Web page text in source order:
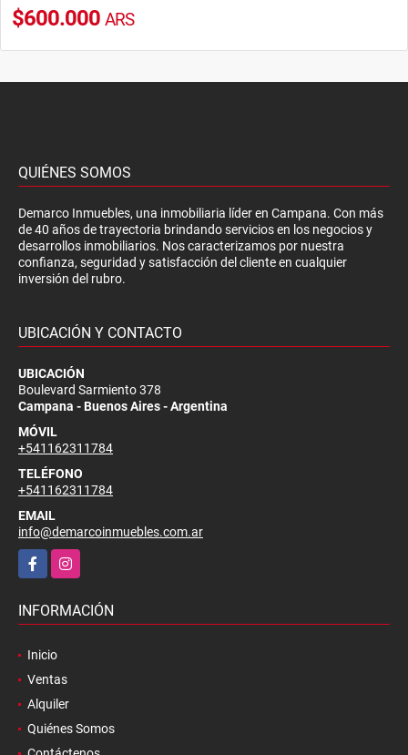
$600.000 ARS
QUIÉNES SOMOS
Demarco Inmuebles, una inmobiliaria líder en Campana. Con más
de 40 años de trayectoria brindando servicios en los negocios y
desarrollos inmobiliarios. Nos caracterizamos por nuestra
confianza, seguridad y satisfacción del cliente en cualquier
inversión del rubro.
UBICACIÓN Y CONTACTO
UBICACIÓN
Boulevard Sarmiento 378
Campana - Buenos Aires - Argentina
MÓVIL
+541162311784
TELÉFONO
+541162311784
EMAIL
info@demarcoinmuebles.com.ar
FacebookInstagram
INFORMACIÓN
Inicio
Ventas
Alquiler
Quiénes Somos